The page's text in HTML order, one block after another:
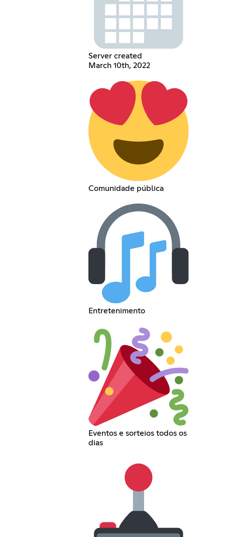
Server created
March 10th, 2022
Comunidade pública
Entretenimento
Eventos e sorteios todos os
dias